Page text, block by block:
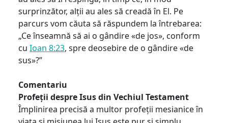
surprinzător, alții au ales să creadă în El. Pe
parcurs vom căuta să răspundem la întrebarea:
„Ce înseamnă să ai o gândire «de jos», conform
cu Ioan 8:23, spre deosebire de o gândire «de
sus»?”
Comentariu
Profeții despre Isus din Vechiul Testament
Împlinirea precisă a multor profeții mesianice în